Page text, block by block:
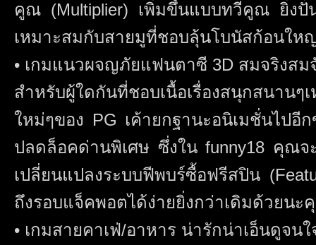
คูณ (Multiplier) เพิ่มขึ้นแบบทวีคูณ ยิ่งปั่
เหมาะสมกับสายมูที่ชอบลุ้นโบนัสก้อนให
• เกมแนวผจญภัยแฟนตาซี 3D สมจริงสม
สำหรับผู้ใดกันที่ชอบเนื้อเรื่องสนุกสนานๆ
ใหม่ๆของ PG เค้ายกฐานะอนิเมชั่นไป
ปลดล็อคด่านพิเศษ ซึ่งใน funny18 คุณจ
เปลี่ยนแปลงระบบฟีพบร์ซื้อฟรีสปิน
ถึงรอบแจ็คพอตได้ง่ายยิ่งกว่าเดิมด้วยนะ
• เกมสายคาเฟ่/อาหาร น่ารักน่าเอ็นดูจนใ